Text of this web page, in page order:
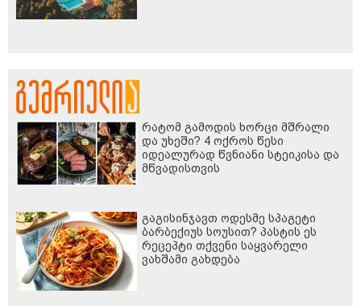
რატომ გამოდის ხორცი მშრალი
და უხეში? 4 ოქროს წესი
იდეალურად წვნიანი სტეიკისა და
მწვადისთვის
გაგისინჯავთ ოდესმე სპაგეტი
ბარბექიუს სოუსით? პასტის ეს
რეცეპტი თქვენი საყვარელი
ვახშამი გახდება